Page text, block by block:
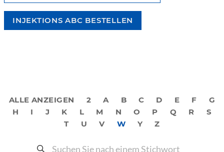
INJEKTIONS ABC BESTELLEN
ALLE ANZEIGEN 2 A B C D E F
G
H
I J K L M N O P Q R
S
T
U V W Y Z